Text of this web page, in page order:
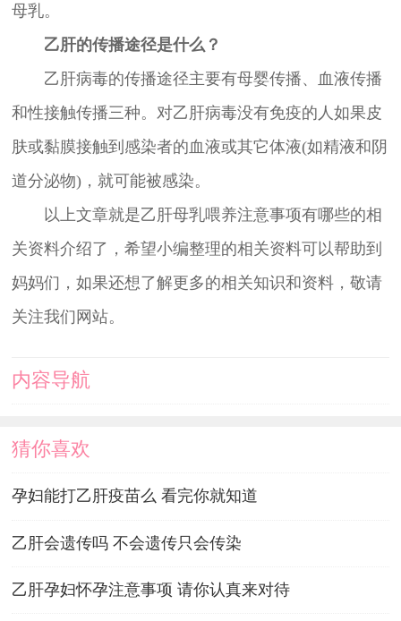
母乳。
乙肝的传播途径是什么？
乙肝病毒的传播途径主要有母婴传播、血液传播
和性接触传播三种。对乙肝病毒没有免疫的人如果皮
肤或黏膜接触到感染者的血液或其它体液(如精液和阴
道分泌物)，就可能被感染。
以上文章就是乙肝母乳喂养注意事项有哪些的相
关资料介绍了，希望小编整理的相关资料可以帮助到
妈妈们，如果还想了解更多的相关知识和资料，敬请
关注我们网站。
内容导航
猜你喜欢
孕妇能打乙肝疫苗么 看完你就知道
乙肝会遗传吗 不会遗传只会传染
乙肝孕妇怀孕注意事项 请你认真来对待